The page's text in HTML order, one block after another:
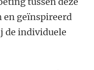
en geïnspireerd
de individuele